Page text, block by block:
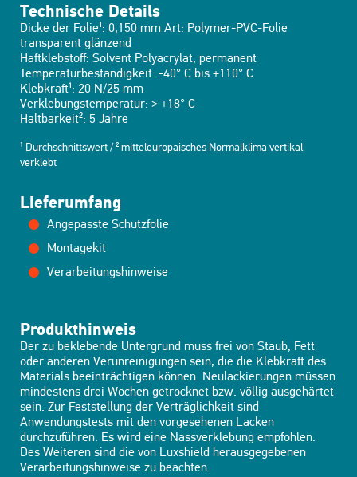
Technische Details
Dicke der Folie¹: 0,150 mm Art: Polymer-PVC-Folie
transparent glänzend
Haftklebstoff: Solvent Polyacrylat, permanent
Temperaturbeständigkeit: -40° C bis +110° C
Klebkraft¹: 20 N/25 mm
Verklebungstemperatur: > +18° C
Haltbarkeit²: 5 Jahre
¹ Durchschnittswert / ² mitteleuropäisches Normalklima vertikal
verklebt
Lieferumfang
Angepasste Schutzfolie
Montagekit
Verarbeitungshinweise
Produkthinweis
Der zu beklebende Untergrund muss frei von Staub, Fett
oder anderen Verunreinigungen sein, die die Klebkraft des
Materials beeinträchtigen können. Neulackierungen müssen
mindestens drei Wochen getrocknet bzw. völlig ausgehärtet
sein. Zur Feststellung der Verträglichkeit sind
Anwendungstests mit den vorgesehenen Lacken
durchzuführen. Es wird eine Nassverklebung empfohlen.
Des Weiteren sind die von Luxshield herausgegebenen
Verarbeitungshinweise zu beachten.